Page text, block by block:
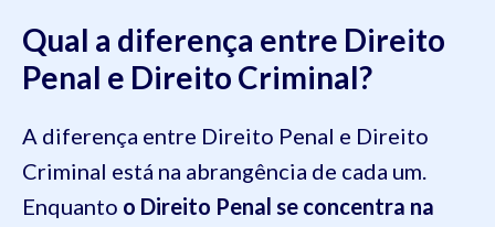
Qual a diferença entre Direito
Penal e Direito Criminal?
A diferença entre Direito Penal e Direito
Criminal está na abrangência de cada um.
Enquanto o Direito Penal se concentra na